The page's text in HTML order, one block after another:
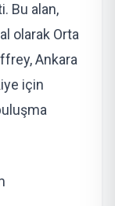
Bu alan,
olarak Orta
Ankara
için